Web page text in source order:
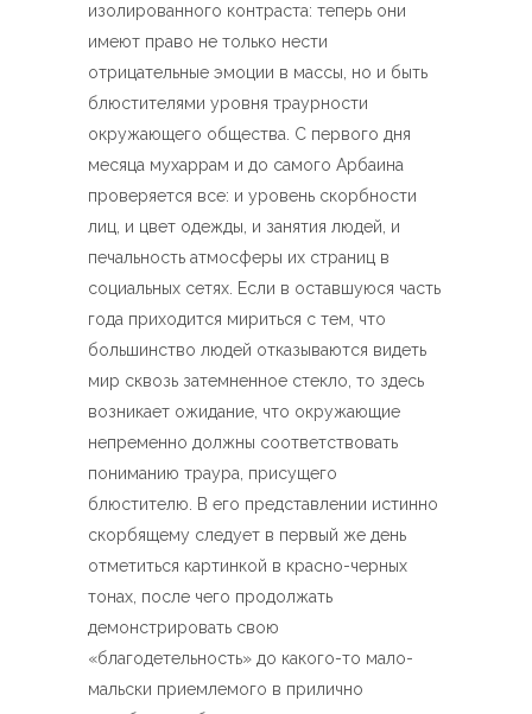
изолированного контраста: теперь они
имеют право не только нести
отрицательные эмоции в массы, но и быть
блюстителями уровня траурности
окружающего общества. С первого дня
месяца мухаррам и до самого Арбаина
проверяется все: и уровень скорбности
лиц, и цвет одежды, и занятия людей, и
печальность атмосферы их страниц в
социальных сетях. Если в оставшуюся часть
года приходится мириться с тем, что
большинство людей отказываются видеть
мир сквозь затемненное стекло, то здесь
возникает ожидание, что окружающие
непременно должны соответствовать
пониманию траура, присущего
блюстителю. В его представлении истинно
скорбящему следует в первый же день
отметиться картинкой в красно-черных
тонах, после чего продолжать
демонстрировать свою
«благодетельность» до какого-то мало-
мальски приемлемого в прилично